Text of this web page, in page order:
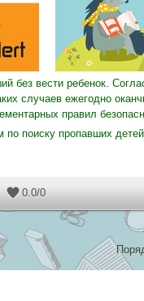
без вести ребенок.
случаев ежегодно
правил
поиску пропавших
0.0/0